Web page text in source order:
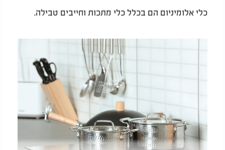
כלי אלומיניום הם בכלל כלי מתכות וחייבים טבילה.